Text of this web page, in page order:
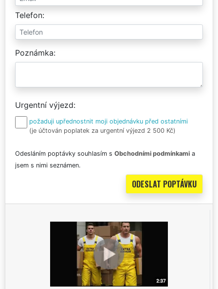
Telefon
Poznámka
Urgentní výjezd
požaduji upřednostnit moji objednávku před ostatními
(je účtován poplatek za urgentní výjezd 2 500 Kč)
Odesláním poptávky souhlasím s Obchodními podmínkami a
jsem s nimi seznámen.